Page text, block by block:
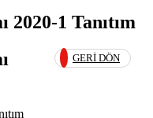
1 Tanıtım
GERI DÖN